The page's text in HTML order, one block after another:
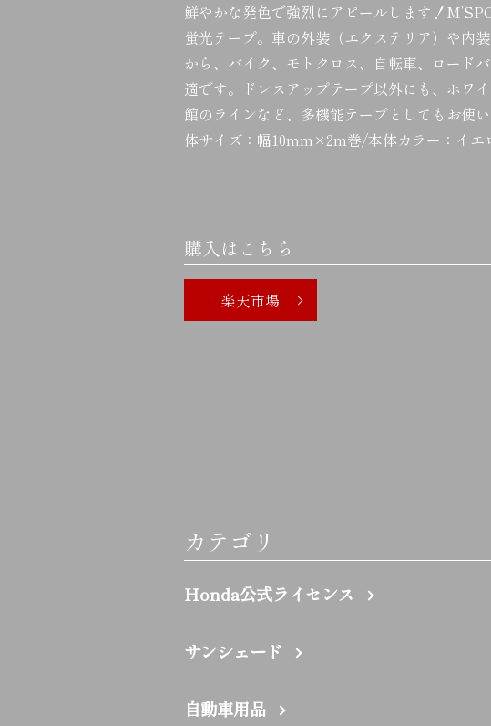
鮮やかな発色で強烈にアピールします！
蛍光テープ。車の外装（エクステリア）や内装
から、バイク、モトクロス、自転車、ロード
適です。ドレスアップテープ以外にも、ホワ
館のラインなど、多機能テープとしてもお使
体サイズ：幅10mm×2m巻/本体カラー：イエ
購入はこちら
楽天市場
カテゴリ
Honda公式ライセンス
サンシェード
自動車用品